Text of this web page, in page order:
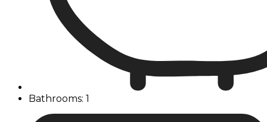
Bathrooms: 1